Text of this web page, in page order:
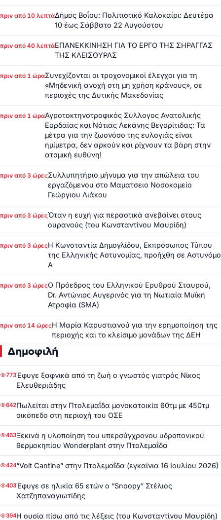
πριν από 10 λεπτάΔήμος Βοΐου: Πολιτιστικό Καλοκαίρι: Δευτέρα
10 έως Σάββατο 22 Αυγούστου
πριν από 40 λεπτάΕΠΑΝΕΚΚΙΝΗΣΗ ΓΙΑ ΤΟ ΕΡΓΟ ΤΗΣ ΣΗΡΑΓΓΑΣ
ΤΗΣ ΚΛΕΙΣΟΥΡΑΣ
πριν από 1 ώραΣυνεχίζονται οι τροχονομικοί έλεγχοι για τη
«Μηδενική ανοχή στη μη χρήση κράνους», σε
περιοχές της Δυτικής Μακεδονίας
πριν από 1 ώραΑγροτοκτηνοτροφικός Σύλλογος Ανατολικής
Εορδαίας και Νότιας Λεκάνης Βεγορίτιδας: Τα
μέτρα για την ζωονόσο της ευλογιάς είναι
ημίμετρα, δεν αρκούν και ρίχνουν τα βάρη στην
ατομική ευθύνη!
πριν από 3 ώρεςΣυλλυπητήριο μήνυμα για την απώλεια του
εργαζόμενου στο Μαματσειο Νοσοκομείο
Γεώργιου Λιάκου
πριν από 3 ώρεςΌταν η ευχή για περαστικά ανεβαίνει στους
ουρανούς (του Κωνσταντίνου Μαυρίδη)
πριν από 3 ώρεςΗ Κωνσταντία Δημογλίδου, Εκπρόσωπος Τύπου
της Ελληνικής Αστυνομίας, προήχθη σε Αστυνόμο
Α
πριν από 3 ώρεςΟ Πρόεδρος του Ελληνικού Ερυθρού Σταυρού,
Dr. Αντώνιος Αυγερινός για τη Νωτιαία Μυϊκή
Ατροφία (SMA)
πριν από 14 ώρεςΗ Μαρία Καρυστιανού για την ερημοποίηση της
περιοχής και το κλείσιμο μονάδων της ΔΕΗ
Δημοφιλή
773Έφυγε ξαφνικά από τη ζωή ο γνωστός γιατρός Νίκος
Ελευθεριάδης
642Πωλείται στην Πτολεμαΐδα μονοκατοικία 60τμ με 450τμ
οικόπεδο στη περιοχή του ΟΣΕ
463Ξεκινά η υλοποίηση του υπερσύγχρονου υδροπονικού
θερμοκηπίου Wonderplant στην Πτολεμαΐδα
424“Volt Cantine” στην Πτολεμαΐδα (εγκαίνια 16 Ιουλίου 2026)
403Έφυγε σε ηλικία 65 ετών ο “Snoopy” Στέλιος
Χατζηπαναγιωτίδης
394Η ουσία πίσω από τις λέξεις (του Κωνσταντίνου Μαυρίδη)